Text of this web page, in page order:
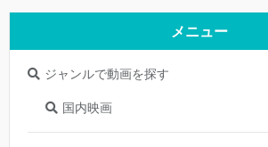
メニュー
ジャンルで動画を探す
国内映画